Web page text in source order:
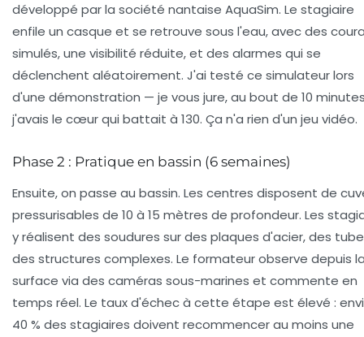
développé par la société nantaise AquaSim. Le stagiaire
enfile un casque et se retrouve sous l'eau, avec des
simulés, une visibilité réduite, et des alarmes qui se
déclenchent aléatoirement. J'ai testé ce simulateur lors
d'une démonstration — je vous jure, au bout de 10
j'avais le cœur qui battait à 130. Ça n'a rien d'un jeu vidéo.
Phase 2 : Pratique en bassin (6 semaines)
Ensuite, on passe au bassin. Les centres disposent de
pressurisables de 10 à 15 mètres de profondeur. Les
y réalisent des soudures sur des plaques d'acier, des
des structures complexes. Le formateur observe depuis
surface via des caméras sous-marines et commente en
temps réel. Le taux d'échec à cette étape est élevé :
40 % des stagiaires doivent recommencer au moins une